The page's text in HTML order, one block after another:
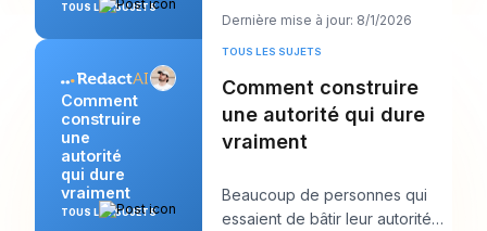
TOUS LES SUJETS
appel client dans dix minutes et
Dernière mise à jour: 8/1/2026
Comment
construire
une
autorité
qui dure
vraiment
TOUS LES SUJETS
TOUS LES SUJETS
Comment construire
une autorité qui dure
vraiment
Beaucoup de personnes qui
essaient de bâtir leur autorité